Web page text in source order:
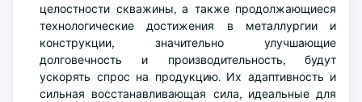
целостности скважины, а также продолжающиеся
технологические достижения в металлургии и
конструкции, значительно улучшающие
долговечность и производительность, будут
ускорять спрос на продукцию. Их адаптивность и
сильная восстанавливающая сила, идеальные для